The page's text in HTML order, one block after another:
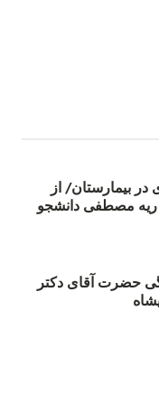
در بیمارستان/ از
حضرت آقای دکتر